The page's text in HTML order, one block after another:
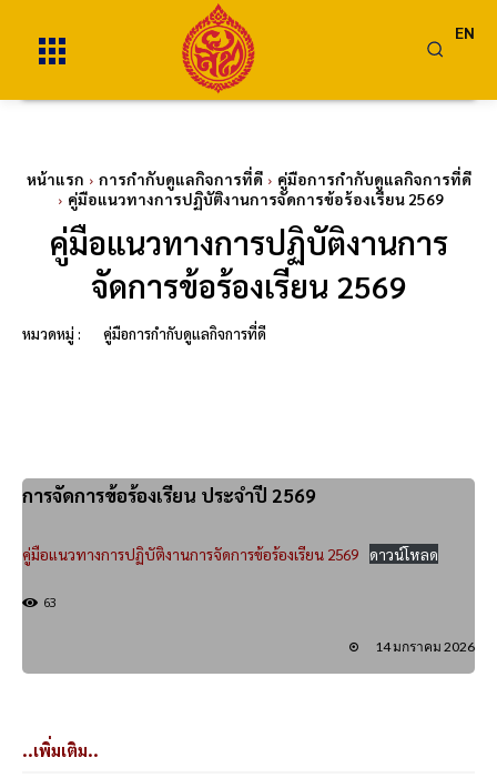
EN
หน้าแรก การกำกับดูแลกิจการที่ดี
คู่มือการกำกับดูแลกิจการที่ดี
คู่มือแนวทางการปฏิบัติงานการจัดการข้อร้องเรียน 2569
คู่มือแนวทางการปฏิบัติงานการ
จัดการข้อร้องเรียน 2569
หมวดหมู่ : คู่มือการกำกับดูแลกิจการที่ดี
การจัดการข้อร้องเรียน ประจำปี 2569
คู่มือแนวทางการปฏิบัติงานการจัดการข้อร้องเรียน 2569 ดาวน์โหลด
63
14 มกราคม 2026
..เพิ่มเติม..